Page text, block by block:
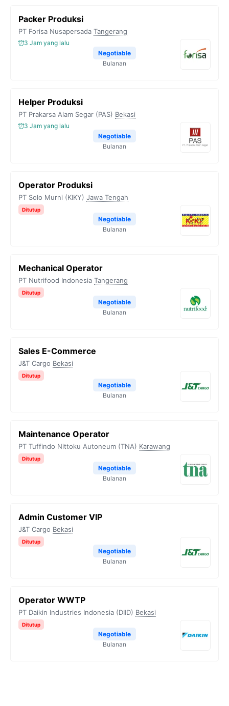
Packer Produksi
PT Forisa Nusapersada Tangerang
3 Jam yang lalu
Negotiable
Bulanan
Helper Produksi
PT Prakarsa Alam Segar (PAS) Bekasi
3 Jam yang lalu
Negotiable
Bulanan
Operator Produksi
PT Solo Murni (KIKY) Jawa Tengah
Ditutup
Negotiable
Bulanan
Mechanical Operator
PT Nutrifood Indonesia Tangerang
Ditutup
Negotiable
Bulanan
Sales E-Commerce
J&T Cargo Bekasi
Ditutup
Negotiable
Bulanan
Maintenance Operator
PT Tuffindo Nittoku Autoneum (TNA) Karawang
Ditutup
Negotiable
Bulanan
Admin Customer VIP
J&T Cargo Bekasi
Ditutup
Negotiable
Bulanan
Operator WWTP
PT Daikin Industries Indonesia (DIID) Bekasi
Ditutup
Negotiable
Bulanan